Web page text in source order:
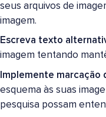
seus arquivos de
imagem.
Escreva texto
imagem tentando
Implemente marcação
esquema às suas
pesquisa possam